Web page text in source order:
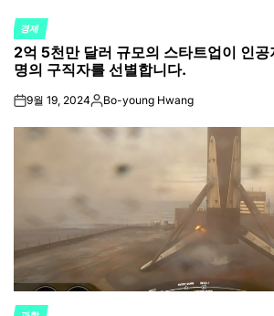
POSTED
IN
경제
2억 5천만 달러 규모의 스타트업이 인
명의 구직자를 선별합니다.
on9월 19, 2024Posted
Bo-young Hwang